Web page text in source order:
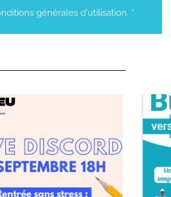
générales d'utilisation. *